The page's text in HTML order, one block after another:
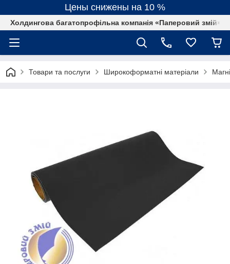
Цены снижены на 10 %
Холдингова багатопрофільна компанія «Паперовий змій»
Товари та послуги Широкоформатні матеріали